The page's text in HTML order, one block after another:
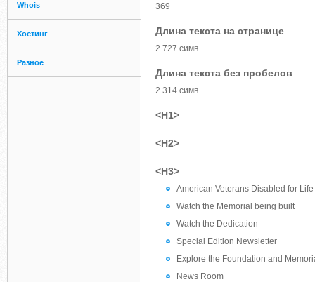
Whois
Хостинг
Разное
369
Длина текста на странице
2 727 симв.
Длина текста без пробелов
2 314 симв.
<H1>
<H2>
<H3>
American Veterans Disabled for
Watch the Memorial being built
Watch the Dedication
Special Edition Newsletter
Explore the Foundation and
News Room